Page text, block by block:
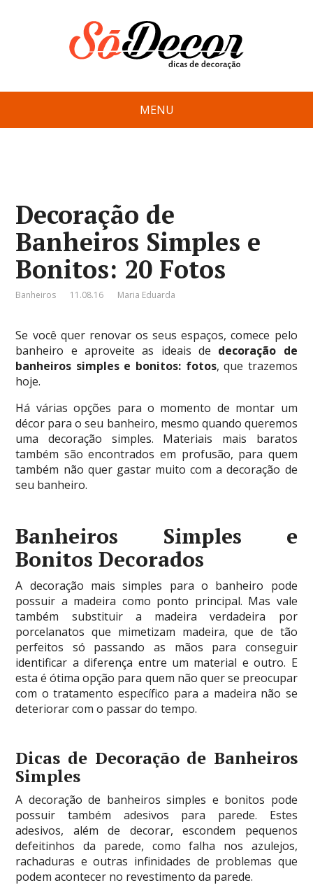
MENU
Decoração de
Banheiros Simples e
Bonitos: 20 Fotos
Banheiros 11.08.16 Maria Eduarda
Se você quer renovar os seus espaços, comece pelo
banheiro e aproveite as ideais de decoração de
banheiros simples e bonitos: fotos, que trazemos
hoje.
Há várias opções para o momento de montar um
décor para o seu banheiro, mesmo quando queremos
uma decoração simples. Materiais mais baratos
também são encontrados em profusão, para quem
também não quer gastar muito com a decoração de
seu banheiro.
Banheiros Simples e
Bonitos Decorados
A decoração mais simples para o banheiro pode
possuir a madeira como ponto principal. Mas vale
também substituir a madeira verdadeira por
porcelanatos que mimetizam madeira, que de tão
perfeitos só passando as mãos para conseguir
identificar a diferença entre um material e outro. E
esta é ótima opção para quem não quer se preocupar
com o tratamento específico para a madeira não se
deteriorar com o passar do tempo.
Dicas de Decoração de Banheiros
Simples
A decoração de banheiros simples e bonitos pode
possuir também adesivos para parede. Estes
adesivos, além de decorar, escondem pequenos
defeitinhos da parede, como falha nos azulejos,
rachaduras e outras infinidades de problemas que
podem acontecer no revestimento da parede.